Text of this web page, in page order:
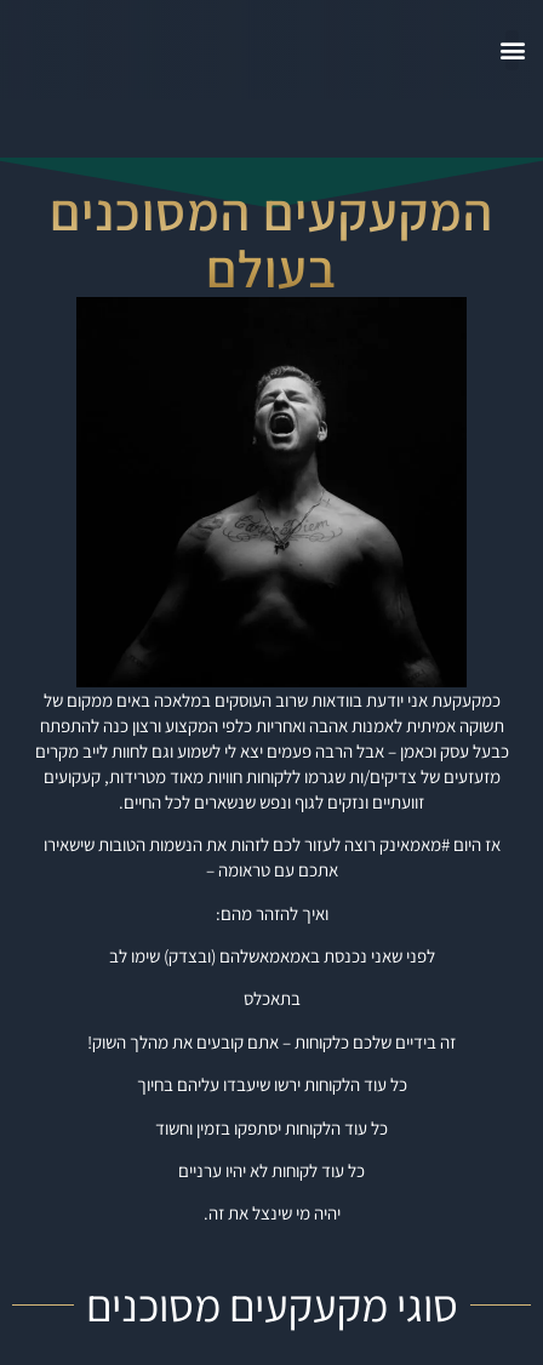
המקעקעים המסוכנים
בעולם
כמקעקעת אני יודעת בוודאות שרוב העוסקים במלאכה באים ממקום של
תשוקה אמיתית לאמנות אהבה ואחריות כלפי המקצוע ורצון כנה להתפתח
כבעל עסק וכאמן – אבל הרבה פעמים יצא לי לשמוע וגם לחוות לייב מקרים
מזעזעים של צדיקים/ות שגרמו ללקוחות חוויות מאוד מטרידות, קעקועים
זוועתיים ונזקים לגוף ונפש שנשארים לכל החיים.
אז היום #מאמאינק רוצה לעזור לכם לזהות את הנשמות הטובות שישאירו
אתכם עם טראומה –
ואיך להזהר מהם:
לפני שאני נכנסת באמאמאשלהם (ובצדק) שימו לב
בתאכלס
זה בידיים שלכם כלקוחות – אתם קובעים את מהלך השוק!
כל עוד הלקוחות ירשו שיעבדו עליהם בחיוך
כל עוד הלקוחות יסתפקו בזמין וחשוד
כל עוד לקוחות לא יהיו ערניים
יהיה מי שינצל את זה.
סוגי מקעקעים מסוכנים